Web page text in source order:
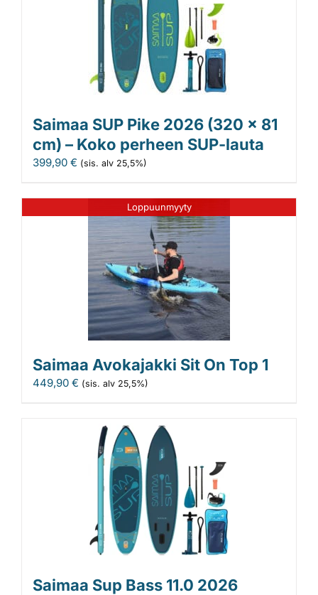
Saimaa SUP Pike 2026 (320 x 81
cm) – Koko perheen SUP-lauta
399,90 € (sis. alv 25,5%)
Loppuunmyyty
Saimaa Avokajakki Sit On Top 1
449,90 € (sis. alv 25,5%)
Saimaa Sup Bass 11.0 2026